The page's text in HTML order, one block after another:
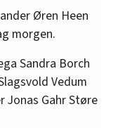
Øren Heen
morgen.
Sandra Borch
Vedum
Gahr Støre